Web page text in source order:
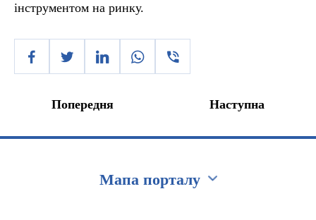
інструментом на ринку.
Попередня Наступна
Мапа порталу